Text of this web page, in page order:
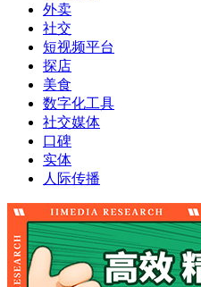
外卖
社交
短视频平台
探店
美食
数字化工具
社交媒体
口碑
实体
人际传播